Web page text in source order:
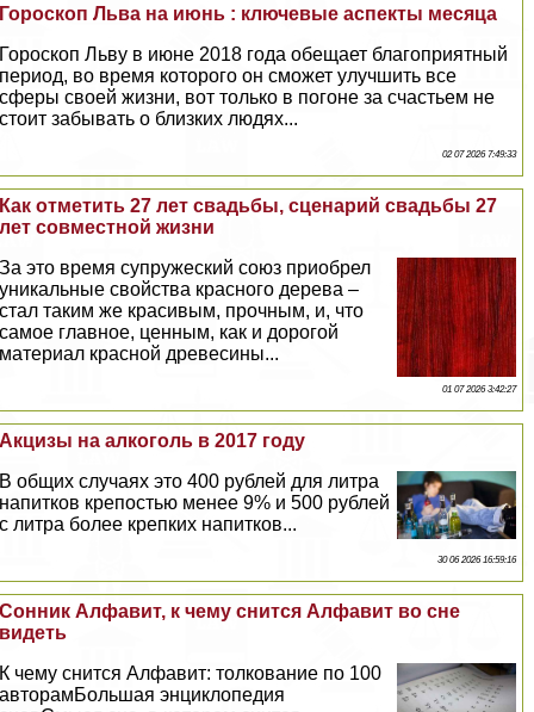
Гороскоп Льва на июнь : ключевые аспекты месяца
Гороскоп Льву в июне 2018 года обещает благоприятный
период, во время которого он сможет улучшить все
сферы своей жизни, вот только в погоне за счастьем не
стоит забывать о близких людях...
02 07 2026 7:49:33
Как отметить 27 лет свадьбы, сценарий свадьбы 27
лет совместной жизни
За это время супружеский союз приобрел
уникальные свойства красного дерева –
стал таким же красивым, прочным, и, что
самое главное, ценным, как и дорогой
материал красной древесины...
01 07 2026 3:42:27
Акцизы на алкоголь в 2017 году
В общих случаях это 400 рублей для литра
напитков крепостью менее 9% и 500 рублей
с литра более крепких напитков...
30 06 2026 16:59:16
Сонник Алфавит, к чему снится Алфавит во сне
видеть
К чему снится Алфавит: толкование по 100
авторамБольшая энциклопедия